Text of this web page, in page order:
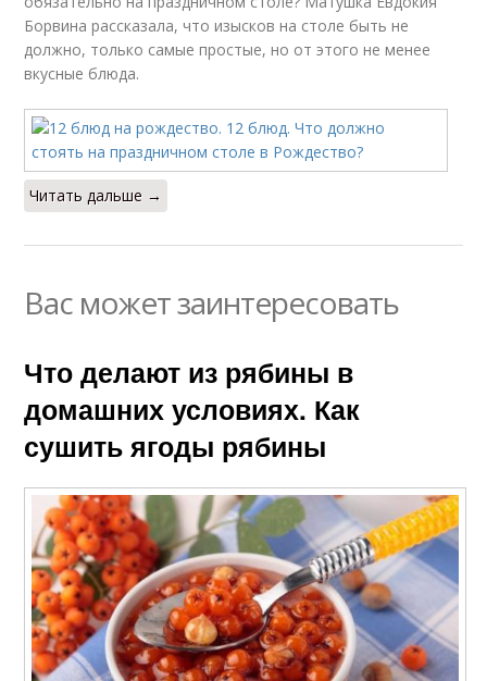
Борвина рассказала, что изысков на столе быть не
должно, только самые простые, но от этого не менее
вкусные блюда.
Читать дальше →
Вас может заинтересовать
Что делают из рябины в
домашних условиях. Как
сушить ягоды рябины